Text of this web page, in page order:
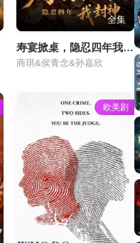
全集
寿宴掀桌，隐忍四年我封神
商琪&侯青念&孙嘉欣
欧美剧